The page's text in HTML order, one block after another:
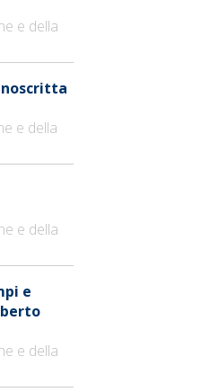
e della
e della
e della
e
e della